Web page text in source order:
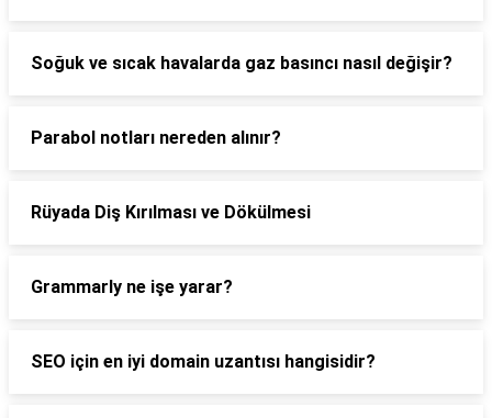
Soğuk ve sıcak havalarda gaz basıncı nasıl değişir?
Parabol notları nereden alınır?
Rüyada Diş Kırılması ve Dökülmesi
Grammarly ne işe yarar?
SEO için en iyi domain uzantısı hangisidir?